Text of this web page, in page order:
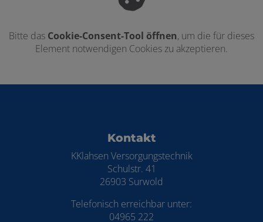
Bitte das Cookie-Consent-Tool öffnen, um die für dieses
Element notwendigen Cookies zu akzeptieren.
Kontakt
KKlahsen Versorgungstechnik
Schulstr. 41
26903 Surwold
Telefonisch erreichbar unter:
04965 222